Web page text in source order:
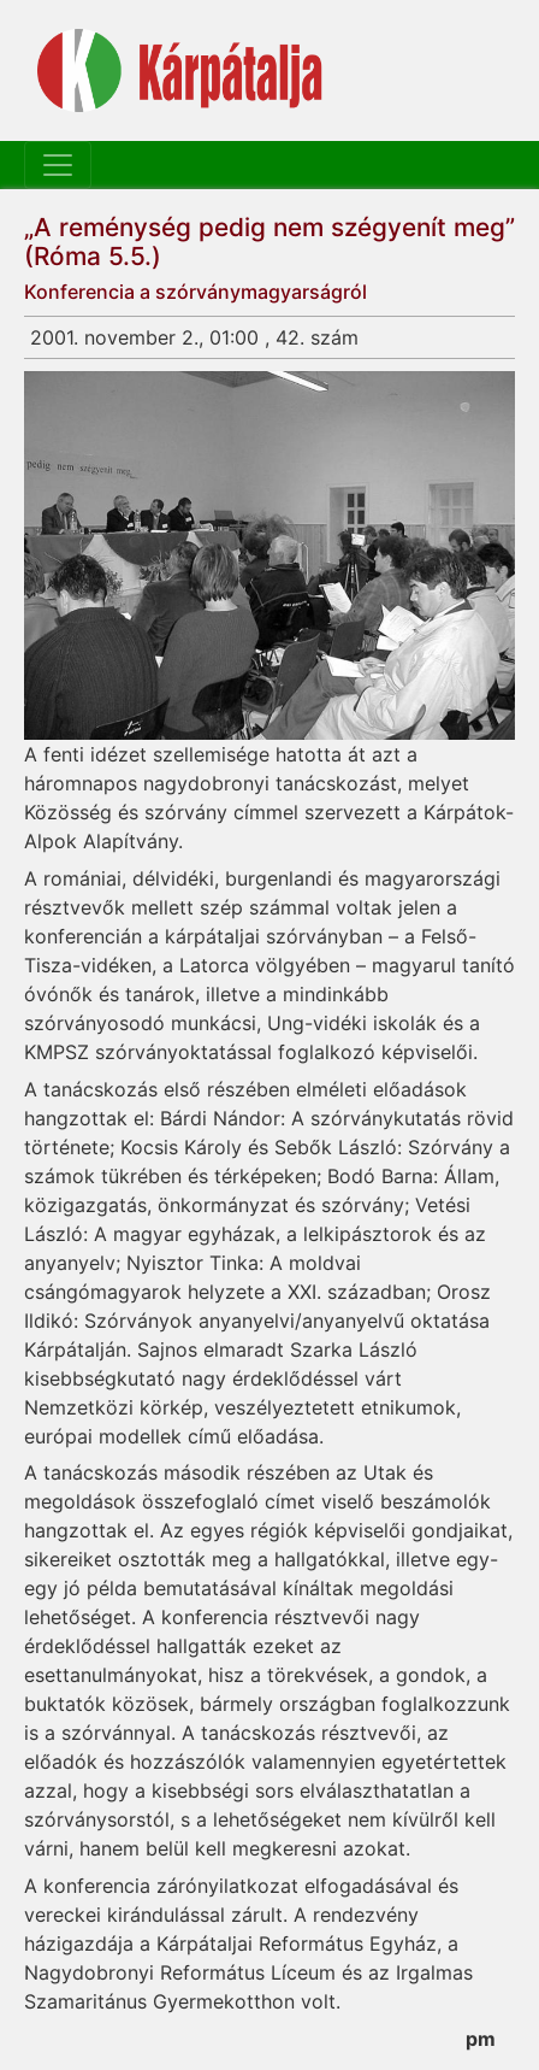
„A reménység pedig nem szégyenít meg”
(Róma 5.5.)
Konferencia a szórványmagyarságról
2001. november 2., 01:00 , 42. szám
A fenti idézet szellemisége hatotta át azt a
háromnapos nagydobronyi tanácskozást, melyet
Közösség és szórvány címmel szervezett a Kárpátok-
Alpok Alapítvány.
A romániai, délvidéki, burgenlandi és magyarországi
részt­vevők mellett szép számmal voltak jelen a
konferencián a kárpátaljai szórványban – a Felső-
Tisza-vidéken, a Latorca völgyében – magyarul tanító
óvónők és tanárok, illetve a mindinkább
szórványosodó mun­kácsi, Ung-vidéki iskolák és a
KMPSZ szórványoktatással foglalkozó képviselői.
A tanácskozás első részében elméleti előadások
hangzottak el: Bárdi Nándor: A szórványkutatás rövid
története; Kocsis Károly és Sebők László: Szórvány a
számok tükrében és térképeken; Bodó Barna: Állam,
közigazgatás, önkormányzat és szórvány; Vetési
László: A magyar egyházak, a lelkipásztorok és az
anyanyelv; Nyisztor Tinka: A moldvai
csángómagyarok helyzete a XXI. században; Orosz
Ildikó: Szórványok anyanyelvi/anyanyelvű oktatása
Kárpátalján. Sajnos elmaradt Szarka László
kisebbségkutató nagy érdeklődéssel várt
Nemzetközi körkép, veszélyeztetett etnikumok,
európai modellek című előadása.
A tanácskozás második részében az Utak és
megoldások összefoglaló címet viselő beszámolók
hangzottak el. Az egyes régiók képviselői gondjaikat,
sikereiket osztották meg a hallgatókkal, illetve egy-
egy jó példa bemutatásával kínáltak megoldási
lehetőséget. A konferencia résztvevői nagy
érdeklődéssel hallgatták ezeket az
esettanulmányokat, hisz a törekvések, a gondok, a
buktatók közösek, bármely országban foglalkozzunk
is a szórvánnyal. A tanácskozás résztvevői, az
előadók és hozzászólók valamennyien egyetértettek
azzal, hogy a kisebbségi sors elválaszthatatlan a
szórványsorstól, s a lehetőségeket nem kívülről kell
várni, hanem belül kell megkeresni azokat.
A konferencia zárónyilatkozat elfogadásával és
vereckei kirándulással zárult. A rendezvény
házigazdája a Kárpátaljai Református Egyház, a
Nagydobronyi Református Líceum és az Irgalmas
Szamaritánus Gyermekotthon volt.
pm